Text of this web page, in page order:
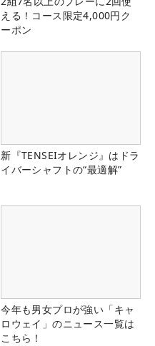
える！コース限定4,000円ク
ーポン
新『TENSEIオレンジ』はドラ
イバーシャフトの“最適解”
今年も男女プロが強い「キャ
ロウェイ」のニュース一覧は
こちら！